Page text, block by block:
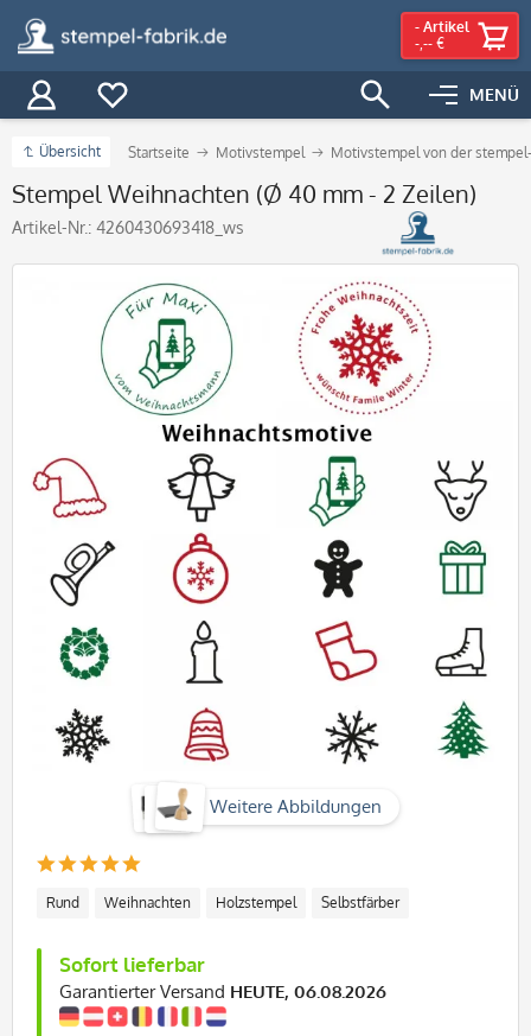
MENÜ
- Artikel
-,-- €
Übersicht Startseite Motivstempel Motivstempel von der
Stempel Weihnachten (Ø 40 mm - 2 Zeilen)
Artikel-Nr.: 4260430693418_ws
Weitere Abbildungen
Rund Weihnachten Holzstempel Selbstfärber
Sofort lieferbar
Garantierter Versand HEUTE, 06.08.2026